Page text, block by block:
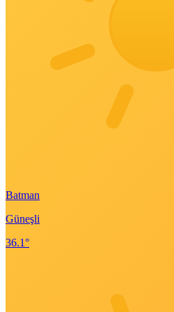
Batman
Güneşli
36.1°